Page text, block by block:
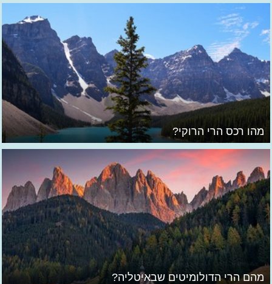
מהו רכס הרי הרוקי?
מהם הרי הדולומיטים שבאיטליה?